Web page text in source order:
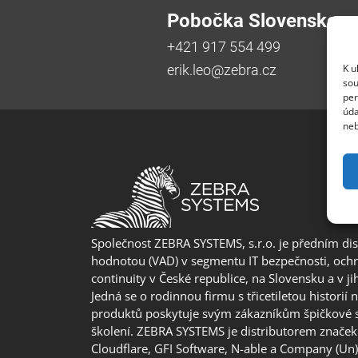
K
Pobočka Slovensko
+421 917 554 499
erik.leo@zebra.cz
Společnost ZEBRA SYSTEMS, s.r.o. je předním
hodnotou (VAD) v segmentu IT bezpečnosti,
continuity v České republice, na Slovensku a v
Jedná se o rodinnou firmu s třicetiletou historií
produktů poskytuje svým zákazníkům špičkové
školení. ZEBRA SYSTEMS je distributorem
Cloudflare, GFI Software, N-able a Company